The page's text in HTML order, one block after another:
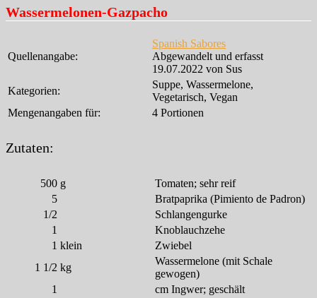
Wassermelonen-Gazpacho
Quellenangabe:
Spanish Sabores
Abgewandelt und erfasst
19.07.2022 von Sus
Kategorien:
Suppe, Wassermelone,
Vegetarisch, Vegan
Mengenangaben für:
4 Portionen
Zutaten:
500 g
Tomaten; sehr reif
5
Bratpaprika (Pimiento de Padron)
1/2
Schlangengurke
1
Knoblauchzehe
1 klein
Zwiebel
1 1/2 kg
Wassermelone (mit Schale
gewogen)
1
cm Ingwer; geschält